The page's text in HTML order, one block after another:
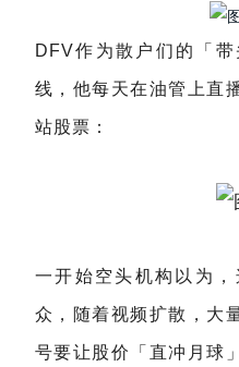
DFV作为散户们的「
线，他每天在油管上直
站股票：
一开始空头机构以为
众，随着视频扩散，大
号要让股价「直冲月球